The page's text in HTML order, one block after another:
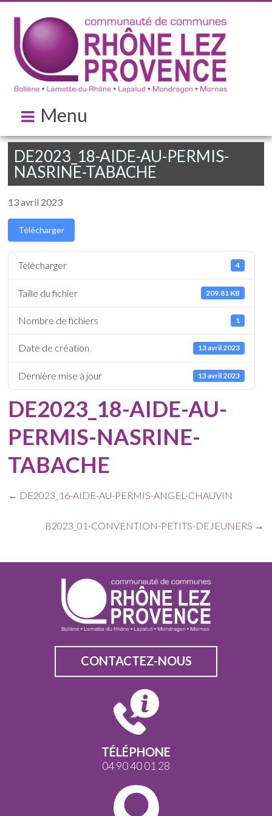
Menu
DE2023_18-AIDE-AU-PERMIS-
NASRINE-TABACHE
13 avril 2023
Télécharger
Télécharger 4
Taille du fichier 209.81 KB
Nombre de fichiers 1
Date de création 13 avril 2023
Dernière mise à jour 13 avril 2023
DE2023_18-AIDE-AU-
PERMIS-NASRINE-
TABACHE
← DE2023_16-AIDE-AU-PERMIS-ANGEL-CHAUVIN
B2023_01-CONVENTION-PETITS-DEJEUNERS →
CONTACTEZ-NOUS
TÉLÉPHONE
04 90 40 01 28